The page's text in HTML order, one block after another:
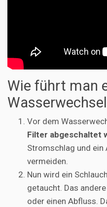
Wie führt man
Vor dem
Filter abgeschaltet
Stromschlag und ein
vermeiden.
Nun wird ein
getaucht. Das
oder einen Abfluss.